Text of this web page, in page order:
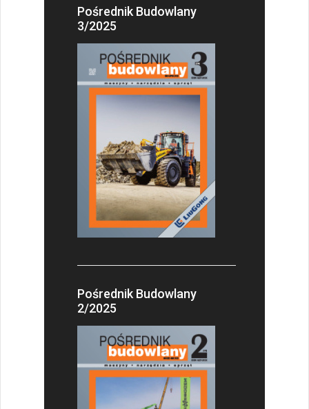
Pośrednik Budowlany
3/2025
Pośrednik Budowlany
2/2025